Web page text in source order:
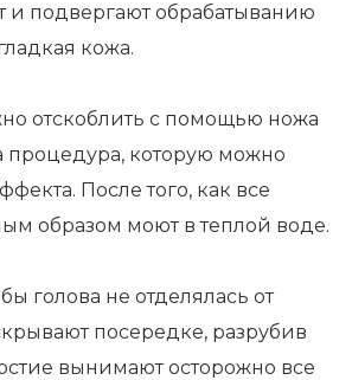
подвергают обрабатыванию
кожа.
отскоблить с помощью ножа
процедура, которую можно
После того, как все
образом моют в теплой воде.
голова не отделялась от
посередке, разрубив
вынимают осторожно все